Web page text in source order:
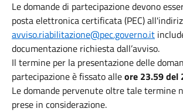
Le domande di partecipazione devono
posta elettronica certificata (PEC)
avviso.riabilitazione@pec.governo.it
documentazione richiesta dall’avviso.
Il termine per la presentazione delle
partecipazione è fissato alleore 23.59 del
Le domande pervenute oltre tale termine
prese in considerazione.